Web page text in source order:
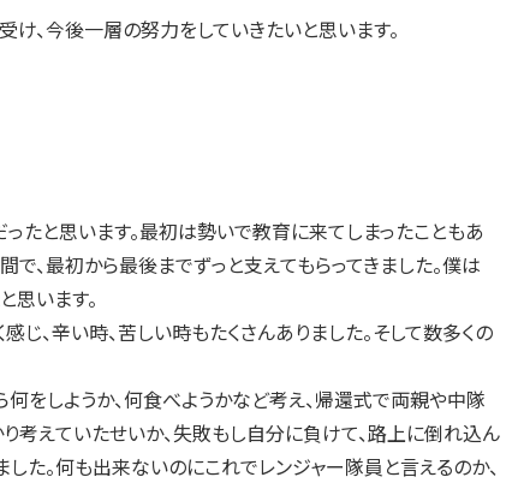
、今後一層の努力をしていきたいと思います。
たと思います。最初は勢いで教育に来てしまったこともあ
、最初から最後までずっと支えてもらってきました。僕は
います。
、辛い時、苦しい時もたくさんありました。そして数多くの
をしようか、何食べようかなど考え、帰還式で両親や中隊
考えていたせいか、失敗もし自分に負けて、路上に倒れ込ん
た。何も出来ないのにこれでレンジャー隊員と言えるのか、